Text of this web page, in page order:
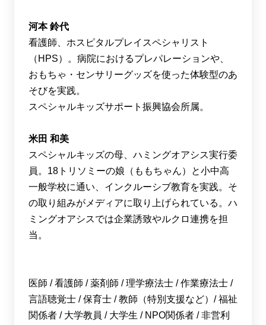
河本 鈴代
看護師、ホスピタルプレイスペシャリスト
（HPS）。病院におけるプレパレーションや、
おもちゃ・センサリーグッズを使った体験型のあ
そびを実践。
スペシャルキッズサポート振興協会所属。
米田 和美
スペシャルキッズの母、ハミングオアシス実行委
員。18トリソミーの娘（ももちゃん）と小中高
一般学校に通い、インクルーシブ教育を実践。そ
の取り組みがメディアに取り上げられている。ハ
ミングオアシスでは企業誘致やルクロ連携を担
当。
医師 / 看護師 / 薬剤師 / 理学療法士 / 作業療法士 /
言語聴覚士 / 保育士 / 教師（特別支援など）/ 福祉
関係者 / 大学教員 / 大学生 / NPO関係者 / 非営利